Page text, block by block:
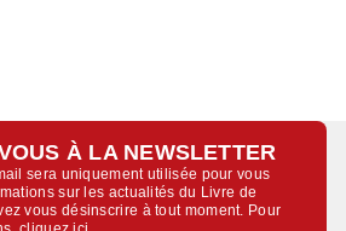
À LA NEWSLETTER
sera uniquement utilisée pour vous
sur les actualités du Livre de
vous désinscrire à tout moment. Pour